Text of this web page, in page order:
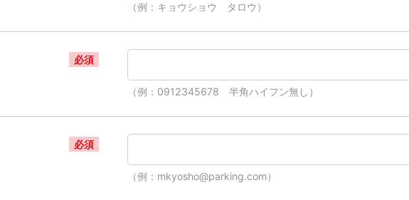
（例：キョウショウ タロウ）
必須
（例：0912345678 半角ハイフン無し）
必須
（例：mkyosho@parking.com）